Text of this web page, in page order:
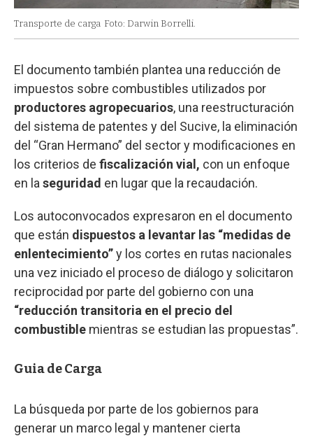
Transporte de carga Foto: Darwin Borrelli.
El documento también plantea una reducción de
impuestos sobre combustibles utilizados por
productores agropecuarios, una reestructuración
del sistema de patentes y del Sucive, la eliminación
del “Gran Hermano” del sector y modificaciones en
los criterios de fiscalización vial, con un enfoque
en la seguridad en lugar que la recaudación.
Los autoconvocados expresaron en el documento
que están dispuestos a levantar las “medidas de
enlentecimiento”y los cortes en rutas nacionales
una vez iniciado el proceso de diálogo y solicitaron
reciprocidad por parte del gobierno con una
“reducción transitoria en el precio del
combustible mientras se estudian las propuestas”.
Guia de Carga
La búsqueda por parte de los gobiernos para
generar un marco legal y mantener cierta